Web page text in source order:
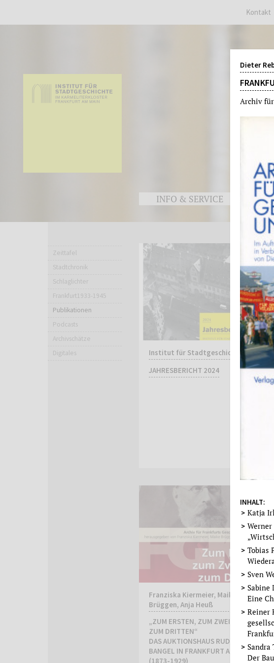
Dieter
Archiv
INHALT:
Katja
Tobias
Sven
Sabine
Eine
Reiner
Der
Kontakt
INFO & SERVICE
Zeittafel
Stadtchronik
Schlaglichter
Frankfurt1933-1945
Publikationen
Podcasts
Archivschätze
Digitales
Institut für Stadtgeschichte
JAHRESBERICHT 2024
Franziska Kiermeier, Maike
Brüggen, Anja Heuß
„ZUM ERSTEN, ZUM ZWEITEN,
ZUM DRITTEN“
DAS AUKTIONSHAUS RUDOLF
BANGEL IN FRANKFURT AM MAIN
(1873-1929)